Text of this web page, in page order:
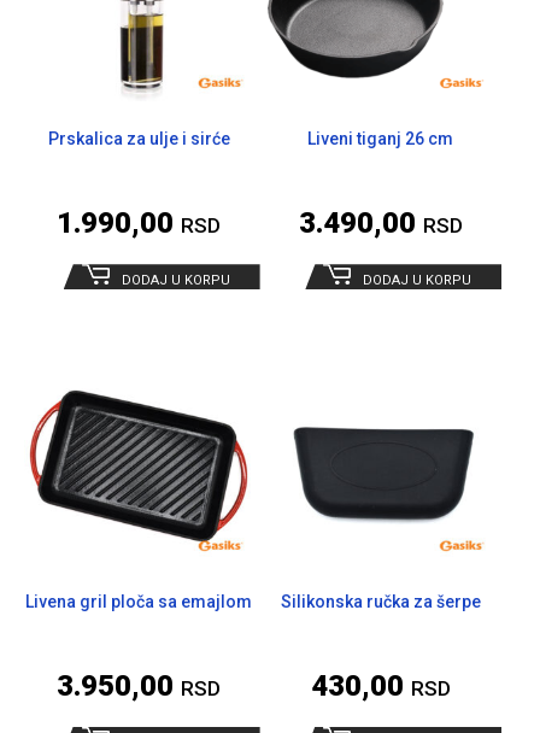
Prskalica za ulje i sirće
1.990,00 RSD
DODAJ U KORPU
Liveni tiganj 26 cm
3.490,00 RSD
DODAJ U KORPU
Livena gril ploča sa emajlom
3.950,00 RSD
Silikonska ručka za šerpe
430,00 RSD